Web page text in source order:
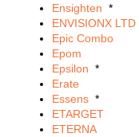
Ensighten *
ENVISIONX LTD
Epic Combo
Epom
Epsilon *
Erate
Essens *
ETARGET
ETERNA